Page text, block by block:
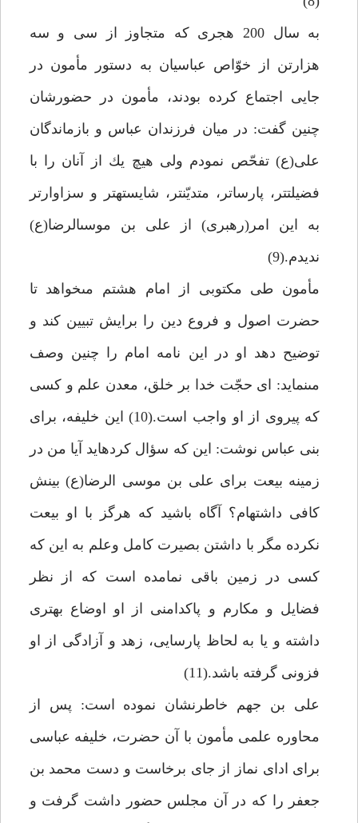
به سال 200 هجرى كه متجاوز از سى و سه
هزارتن از خوّاص عباسيان به دستور مأمون در
جايى اجتماع كرده بودند، مأمون در حضورشان
چنين گفت: در ميان فرزندان عباس و بازماندگان
على(ع) تفحّص نمودم ولى هيچ يك از آنان را با
فضيلت‏تر، پارساتر، متديّن‏تر، شايسته‏تر و سزاوارتر
به اين امر(رهبرى) از على بن موسى‏الرضا(ع)
نديدم.(9)
مأمون طى مكتوبى از امام هشتم مى‏خواهد تا
حضرت اصول و فروع دين را برايش تبيين كند و
توضيح دهد او در اين نامه امام را چنين وصف
مى‏نمايد: اى حجّت خدا بر خلق، معدن علم و كسى
كه پيروى از او واجب است.(10) اين خليفه، براى
بنى عباس نوشت: اين كه سؤال كرده‏ايد آيا من در
زمينه بيعت براى على بن موسى الرضا(ع) بينش
كافى داشته‏ام؟ آگاه باشيد كه هرگز با او بيعت
نكرده مگر با داشتن بصيرت كامل وعلم به اين كه
كسى در زمين باقى نمامده است كه از نظر
فضايل و مكارم و پاكدامنى از او اوضاع بهترى
داشته و يا به لحاظ پارسايى، زهد و آزادگى از او
فزونى گرفته باشد.(11)
على بن جهم خاطرنشان نموده است: پس از
محاوره علمى مأمون با آن حضرت، خليفه عباسى
براى اداى نماز از جاى برخاست و دست محمد بن
جعفر را كه در آن مجلس حضور داشت گرفت و